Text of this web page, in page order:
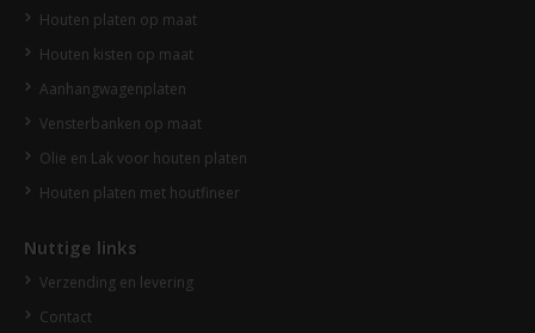
Houten platen op maat
Houten kisten op maat
Aanhangwagenplaten
Vensterbanken op maat
Olie en Lak voor houten platen
Houten platen met houtfineer
Nuttige links
Verzending en levering
Contact